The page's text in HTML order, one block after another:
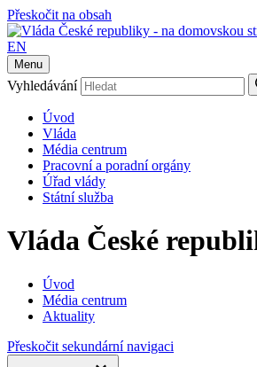
Přeskočit na obsah
EN
Menu
Vyhledávání
Úvod
Vláda
Média centrum
Pracovní a poradní orgány
Úřad vlády
Státní služba
Vláda České
Úvod
Média centrum
Aktuality
Přeskočit sekundární navigaci